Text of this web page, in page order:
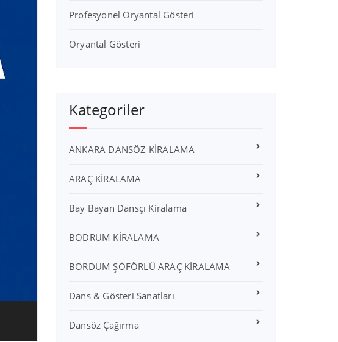
Profesyonel Oryantal Gösteri
Oryantal Gösteri
Kategoriler
ANKARA DANSÖZ KİRALAMA
ARAÇ KİRALAMA
Bay Bayan Dansçı Kiralama
BODRUM KİRALAMA
BORDUM ŞÖFÖRLÜ ARAÇ KİRALAMA
Dans & Gösteri Sanatları
Dansöz Çağırma